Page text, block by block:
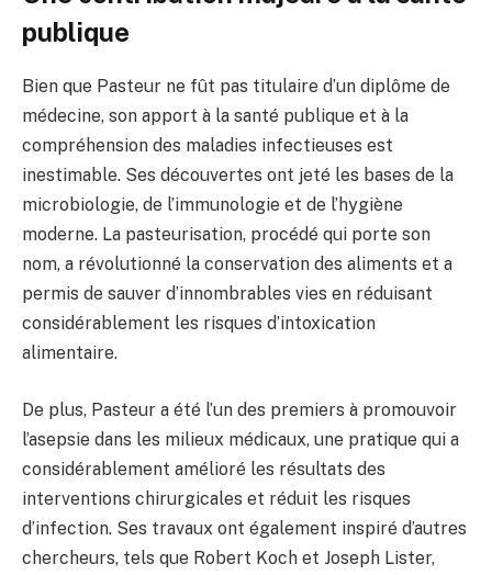
publique
Bien que Pasteur ne fût pas titulaire d’un diplôme de
médecine, son apport à la santé publique et à la
compréhension des maladies infectieuses est
inestimable. Ses découvertes ont jeté les bases de la
microbiologie, de l’immunologie et de l’hygiène
moderne. La pasteurisation, procédé qui porte son
nom, a révolutionné la conservation des aliments et a
permis de sauver d’innombrables vies en réduisant
considérablement les risques d’intoxication
alimentaire.
De plus, Pasteur a été l’un des premiers à promouvoir
l’asepsie dans les milieux médicaux, une pratique qui a
considérablement amélioré les résultats des
interventions chirurgicales et réduit les risques
d’infection. Ses travaux ont également inspiré d’autres
chercheurs, tels que Robert Koch et Joseph Lister,